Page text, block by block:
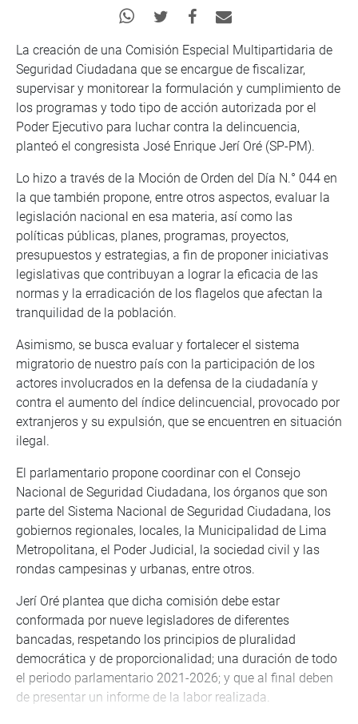
La creación de una Comisión Especial Multipartidaria de
Seguridad Ciudadana que se encargue de fiscalizar,
supervisar y monitorear la formulación y cumplimiento de
los programas y todo tipo de acción autorizada por el
Poder Ejecutivo para luchar contra la delincuencia,
planteó el congresista José Enrique Jerí Oré (SP-PM).
Lo hizo a través de la Moción de Orden del Día N.° 044 en
la que también propone, entre otros aspectos, evaluar la
legislación nacional en esa materia, así como las
políticas públicas, planes, programas, proyectos,
presupuestos y estrategias, a fin de proponer iniciativas
legislativas que contribuyan a lograr la eficacia de las
normas y la erradicación de los flagelos que afectan la
tranquilidad de la población.
Asimismo, se busca evaluar y fortalecer el sistema
migratorio de nuestro país con la participación de los
actores involucrados en la defensa de la ciudadanía y
contra el aumento del índice delincuencial, provocado por
extranjeros y su expulsión, que se encuentren en situación
ilegal.
El parlamentario propone coordinar con el Consejo
Nacional de Seguridad Ciudadana, los órganos que son
parte del Sistema Nacional de Seguridad Ciudadana, los
gobiernos regionales, locales, la Municipalidad de Lima
Metropolitana, el Poder Judicial, la sociedad civil y las
rondas campesinas y urbanas, entre otros.
Jerí Oré plantea que dicha comisión debe estar
conformada por nueve legisladores de diferentes
bancadas, respetando los principios de pluralidad
democrática y de proporcionalidad; una duración de todo
el periodo parlamentario 2021-2026; y que al final deben
de presentar un informe de la labor realizada.